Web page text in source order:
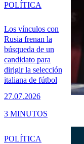
Los vínculos con
Rusia frenan la
búsqueda de un
candidato para
dirigir la selección
italiana de fútbol
27.07.2026
POLÍTICA
3 MINUTOS
POLÍTICA